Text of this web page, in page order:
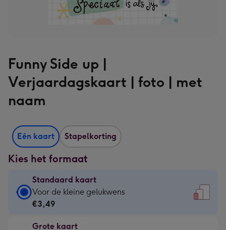
Funny Side up |
Verjaardagskaart | foto | met
naam
Eén kaart Stapelkorting
Kies het formaat
Standaard kaart
Standaard
kaart
€3,49
Voor de kleine gelukwens
€3,49
Grote kaart